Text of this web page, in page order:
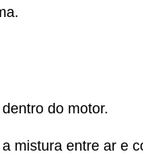
do motor.
mistura entre ar e